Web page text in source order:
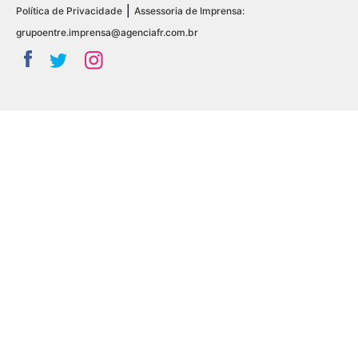
Política de Privacidade | Assessoria de Imprensa:
grupoentre.imprensa@agenciafr.com.br